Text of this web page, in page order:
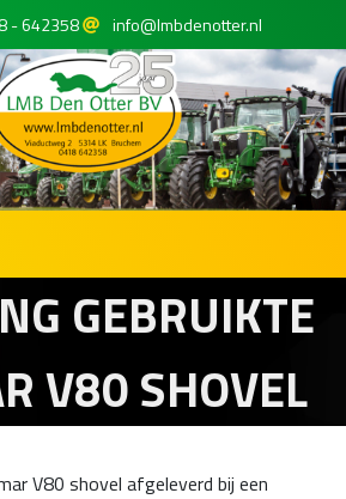
- 642358 info@lmbdenotter.nl
GEBRUIKTE
V80 SHOVEL
V80 shovel afgeleverd bij een